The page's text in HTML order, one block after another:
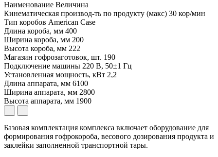
Наименование Величина
Кинематическая производ-ть по продукту (макс) 30 кор/мин
Тип коробов American Case
Длина короба, мм 400
Ширина короба, мм 200
Высота короба, мм 222
Магазин гофрозаготовок, шт. 190
Подключение машины 220 В, 50±1 Гц
Установленная мощность, кВт 2,2
Длина аппарата, мм 6100
Ширина аппарата, мм 2800
Высота аппарата, мм 1900
Базовая комплектация комплекса включает оборудование для
формирования гофрокороба, весового дозирования продукта и
заклейки заполненной транспортной тары.